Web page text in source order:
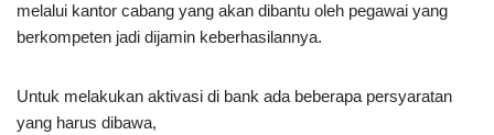
melalui kantor cabang yang akan dibantu oleh pegawai yang
berkompeten jadi dijamin keberhasilannya.
Untuk melakukan aktivasi di bank ada beberapa persyaratan
yang harus dibawa,